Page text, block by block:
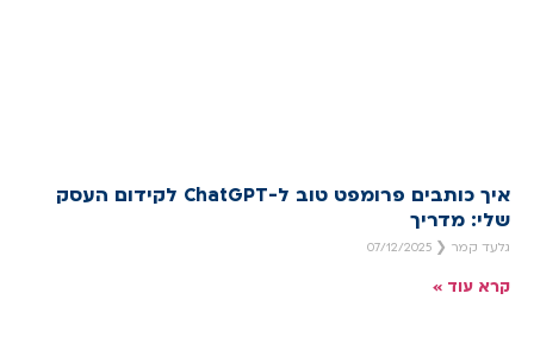
איך כותבים פרומפט טוב ל-ChatGPT לקידום העסק
שלי: מדריך
גלעד קמר
קרא עוד »